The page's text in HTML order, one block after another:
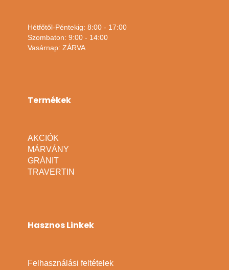
Hétfőtől-Péntekig: 8:00 - 17:00
Szombaton: 9:00 - 14:00
Vasárnap: ZÁRVA
Termékek
AKCIÓK
MÁRVÁNY
GRÁNIT
TRAVERTIN
Hasznos Linkek
Felhasználási feltételek